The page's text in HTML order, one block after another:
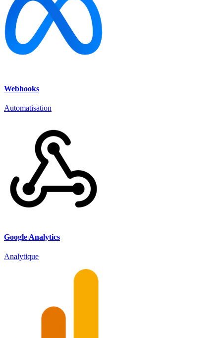
Webhooks
Automatisation
Google Analytics
Analytique